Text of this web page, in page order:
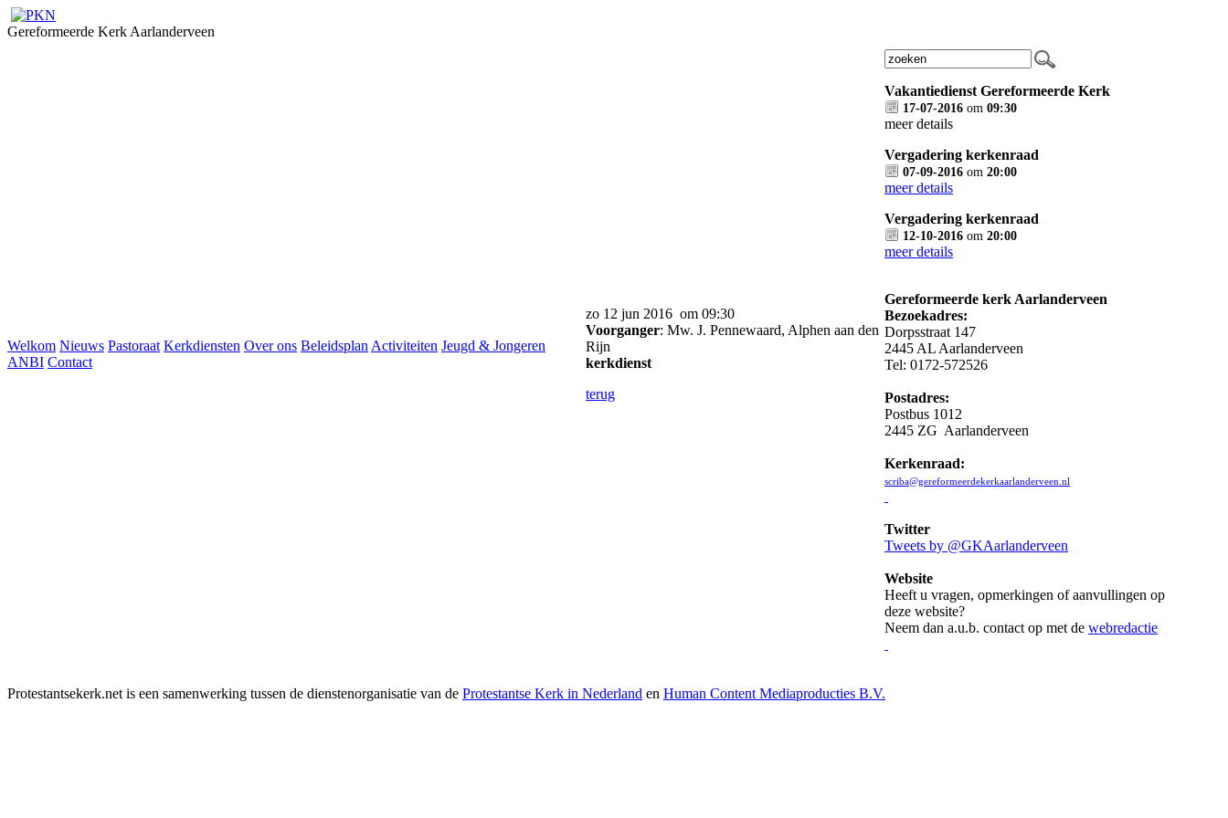
Gereformeerde Kerk Aarlanderveen
Welkom Nieuws Pastoraat Kerkdiensten Over ons Beleidsplan Activiteiten Jeugd & Jongeren
ANBI Contact
zo 12 jun 2016 om 09:30
Voorganger: Mw. J. Pennewaard, Alphen aan den
Rijn
kerkdienst
terug
Vakantiedienst Gereformeerde Kerk
17-07-2016 om 09:30
meer details
Vergadering kerkenraad
07-09-2016 om 20:00
meer details
Vergadering kerkenraad
12-10-2016 om 20:00
meer details
Gereformeerde kerk Aarlanderveen
Bezoekadres:
Dorpsstraat 147
2445 AL Aarlanderveen
Tel: 0172-572526
Postadres:
Postbus 1012
2445 ZG Aarlanderveen
Kerkenraad:
scriba@gereformeerdekerkaarlanderveen.nl
Twitter
Tweets by @GKAarlanderveen
Website
Heeft u vragen, opmerkingen of aanvullingen op
deze website?
Neem dan a.u.b. contact op met de webredactie
Protestantsekerk.net is een samenwerking tussen de dienstenorganisatie van de Protestantse Kerk in Nederland en Human Content Mediaproducties B.V.